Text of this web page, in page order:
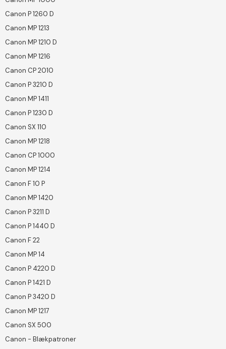
Canon P 1260 D
Canon MP 1213
Canon MP 1210 D
Canon MP 1216
Canon CP 2010
Canon P 3210 D
Canon MP 1411
Canon P 1230 D
Canon SX 110
Canon MP 1218
Canon CP 1000
Canon MP 1214
Canon F 10 P
Canon MP 1420
Canon P 3211 D
Canon P 1440 D
Canon F 22
Canon MP 14
Canon P 4220 D
Canon P 1421 D
Canon P 3420 D
Canon MP 1217
Canon SX 500
Canon - Blækpatroner